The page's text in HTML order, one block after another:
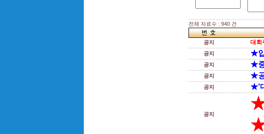
전체 자료수 : 940 건
공지 대회
공지
★
공지
★
공지
★
공지
★'
공지
★
★